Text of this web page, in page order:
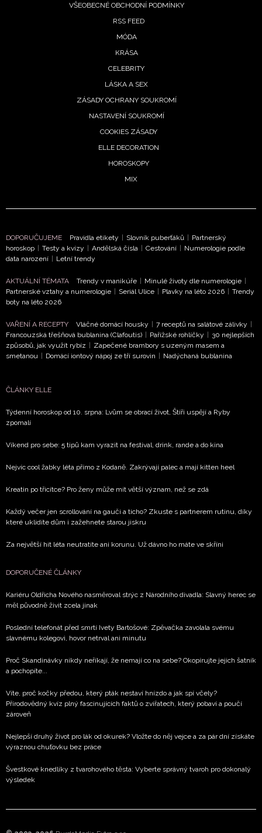
NEWSLETTER
Přihlášením k newsletteru souhlasíte s
potvrzujete, že jste se seznámili seZásadami
Vašimi údaji pracovat zejména k organizaci a
vyhodnocení akce a zasílání novinek.
informace od našich partnerů? Pokud souhlasíte se
zpracováním údajů k tomuto účelu podleZásad ochrany
soukromí BurdaMedia Extra s.r.o.
VŠEOBECNÉ OBCHODNÍ PODMÍNKY
RSS FEED
MÓDA
KRÁSA
CELEBRITY
LÁSKA A SEX
ZÁSADY OCHRANY SOUKROMÍ
NASTAVENÍ SOUKROMÍ
COOKIES ZÁSADY
ELLE DECORATION
HOROSKOPY
MIX
DOPORUČUJEME Pravidla etikety Slovník puberťáků
Partnerský
horoskop
Testy a kvízy Andělská čísla Cestování
Numerologie podle
data narození
Letní trendy
AKTUÁLNÍ TÉMATA Trendy v manikúře Minulé životy dle numerologie
Partnerské vztahy a numerologie
Seriál Ulice Plavky na léto 2026
Trendy
boty na léto 2026
VAŘENÍ A RECEPTY Vláčné domácí housky 7 receptů na salátové zálivky
Francouzská třešňová bublanina (Clafoutis)
Pařížské rohlíčky
30 nejlepších
způsobů, jak využít rybíz
Zapečené brambory s uzeným masem a
smetanou
Domácí iontový nápoj ze tří surovin Nadýchaná bublanina
ČLÁNKY ELLE
Týdenní horoskop od 10. srpna: Lvům se obrací život, Štíři uspějí a Ryby
zpomalí
Víkend pro sebe: 5 tipů kam vyrazit na festival, drink, rande a do kina
Nejvíc cool žabky léta přímo z Kodaně. Zakrývají palec a mají kitten heel
Kreatin po třicítce? Pro ženy může mít větší význam, než se zdá
Každý večer jen scrollování na gauči a ticho? Zkuste s partnerem rutinu, díky
které uklidíte dům i zažehnete starou jiskru
Za největší hit léta neutratíte ani korunu. Už dávno ho máte ve skříni
DOPORUČENÉ ČLÁNKY
Kariéru Oldřicha Nového nasměroval strýc z Národního divadla: Slavný herec se
měl původně živit zcela jinak
Poslední telefonát před smrtí Ivety Bartošové: Zpěvačka zavolala svému
slavnému kolegovi, hovor netrval ani minutu
Proč Skandinávky nikdy neříkají, že nemají co na sebe? Okopírujte jejich šatník
a pochopíte...
Víte, proč kočky předou, který pták nestaví hnízdo a jak spí včely?
Přírodovědný kvíz plný fascinujících faktů o zvířatech, který pobaví a poučí
zároveň
Nejlepší druhý život pro lák od okurek? Vložte do něj vejce a za pár dní získáte
výraznou chuťovku bez práce
Švestkové knedlíky z tvarohového těsta: Vyberte správný tvaroh pro dokonalý
výsledek